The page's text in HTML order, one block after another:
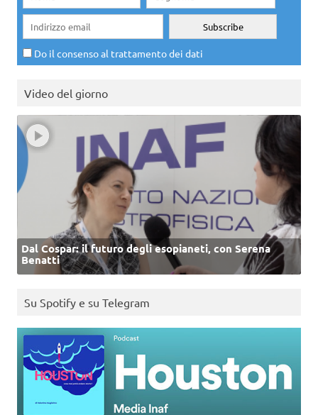
Do il consenso al trattamento dei dati
Video del giorno
Dal Cospar: il futuro degli esopianeti, con Serena
Benatti
Su Spotify e su Telegram